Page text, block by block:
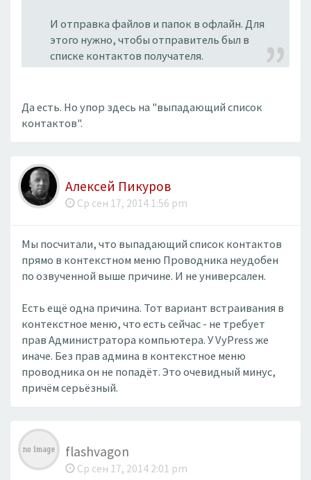
И отправка файлов и папок в офлайн. Для
этого нужно, чтобы отправитель был в
списке контактов получателя.
Да есть. Но упор здесь на "выпадающий список
контактов".
Алексей Пикуров
Ср сен 17, 2014 1:56 pm
Мы посчитали, что выпадающий список контактов
прямо в контекстном меню Проводника неудобен
по озвученной выше причине. И не универсален.
Есть ещё одна причина. Тот вариант встраивания в
контекстное меню, что есть сейчас - не требует
прав Администратора компьютера. У VyPress же
иначе. Без прав админа в контекстное меню
проводника он не попадёт. Это очевидный минус,
причём серьёзный.
flashvagon
Ср сен 17, 2014 2:01 pm